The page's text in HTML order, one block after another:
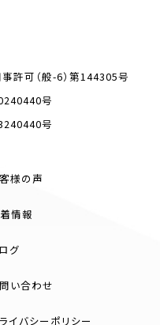
可（般-6）第144305号
号
号
様の声
情報
グ
い合わせ
イバシーポリシー